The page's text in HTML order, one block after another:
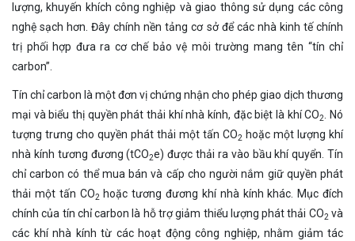
lượng, khuyến khích công nghiệp và giao thông sử dụng các công
nghệ sạch hơn. Đây chính nền tảng cơ sở để các nhà kinh tế chính
trị phối hợp đưa ra cơ chế bảo vệ môi trường mang tên “tín chỉ
carbon”.
Tín chỉ carbon là một đơn vị chứng nhận cho phép giao dịch thương
mại và biểu thị quyền phát thải khí nhà kính, đặc biệt là khí CO2. Nó
tượng trưng cho quyền phát thải một tấn CO2 hoặc một lượng khí
nhà kính tương đương (tCO2e) được thải ra vào bầu khí quyển. Tín
chỉ carbon có thể mua bán và cấp cho người nắm giữ quyền phát
thải một tấn CO2 hoặc tương đương khí nhà kính khác. Mục đích
chính của tín chỉ carbon là hỗ trợ giảm thiểu lượng phát thải CO2 và
các khí nhà kính từ các hoạt động công nghiệp, nhằm giảm tác